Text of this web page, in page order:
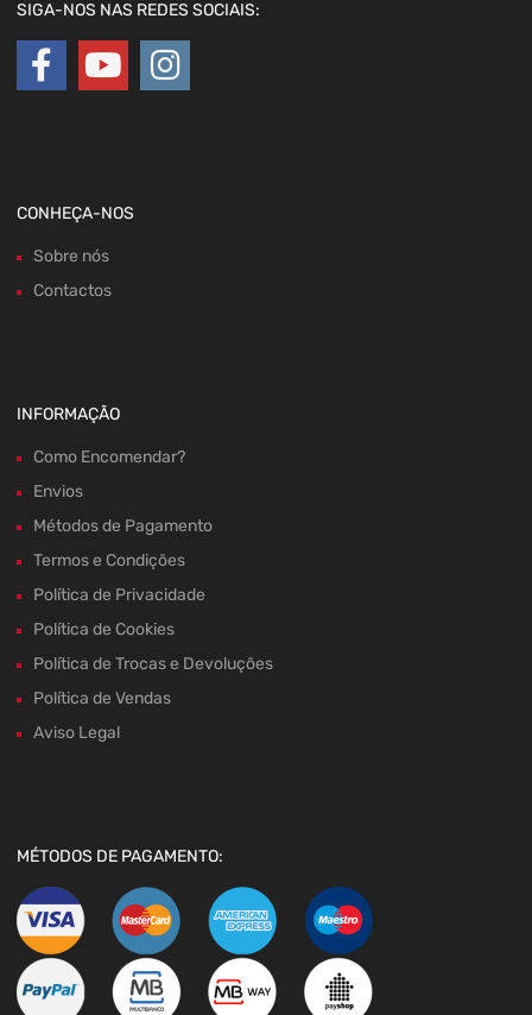
SIGA-NOS NAS REDES SOCIAIS:
CONHEÇA-NOS
Sobre nós
Contactos
INFORMAÇÃO
Como Encomendar?
Envios
Métodos de Pagamento
Termos e Condições
Política de Privacidade
Política de Cookies
Política de Trocas e Devoluções
Política de Vendas
Aviso Legal
MÉTODOS DE PAGAMENTO: